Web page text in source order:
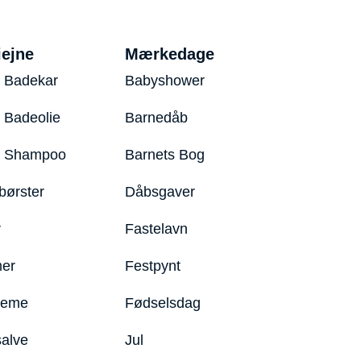
Badekar
Badeolie
Shampoo
Mærkedage
Babyshower
Barnedåb
Barnets Bog
Dåbsgaver
Fastelavn
Festpynt
Fødselsdag
Jul